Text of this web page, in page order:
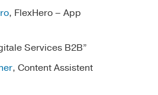
, FlexHero – App
Services B2B”
, Content Assistent